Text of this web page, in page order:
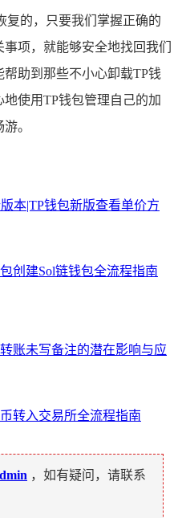
复的，只要我们掌握正确的
项，就能够安全地找回我们
助到那些不小心卸载TP钱
使用TP钱包管理自己的加
。
本|TP钱包新版查看单价方
创建Sol链钱包全流程指南
账未写备注的潜在影响与应
转入交易所全流程指南
，如有疑问，请联系